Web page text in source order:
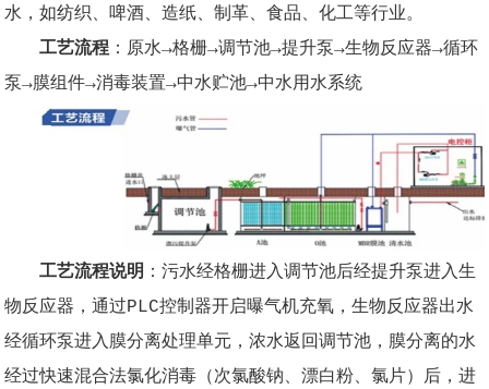
水，如纺织、啤酒、造纸、制革、食品、化工等行业。
工艺流程：原水→格栅→调节池→提升泵→生物反应器→循环
泵→膜组件→消毒装置→中水贮池→中水用水系统
工艺流程说明 ：污水经格栅进入调节池后经提升泵进入生
物反应器，通过PLC控制器开启曝气机充氧，生物反应器出水
经循环泵进入膜分离处理单元，浓水返回调节池，膜分离的水
经过快速混合法氯化消毒（次氯酸钠、漂白粉、氯片）后，进